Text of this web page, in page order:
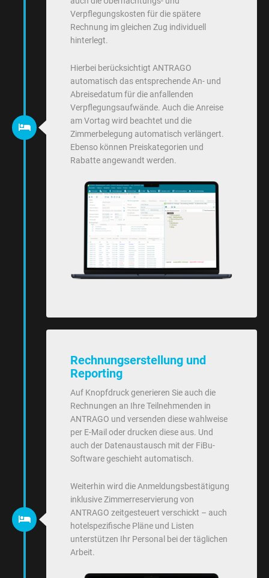
Verpflegungskosten für die spätere
Rechnung im gleichen Zug individuell
hinterlegt.
Hierbei berücksichtigt ANTRAGO
automatisch das entsprechende An- und
Abreisedatum für die anfallenden
Verpflegungsaufwände. Auch die Anreise
am Vortag wird beachtet und die
Zimmerbelegung automatisch verlängert.
Ebenso können Preiskategorien und
Rabatte angewandt werden.
Rechnungserstellung und
Reporting
Auf Knopfdruck generieren Sie auch die
Rechnungen an Ihre Teilnehmenden in
ANTRAGO und versenden diese wahlweise
per E-Mail oder drucken diese aus. Und
auch der Datenaustausch mit der FiBu-
Software geschieht automatisch.
Weiterhin wird die Anmeldungsbestätigung
inklusive Zimmerreservierung von
ANTRAGO zeitgesteuert verschickt – auch
hotelspezifische Pläne und Listen
unterstützen Ihr Personal bei der täglichen
Arbeit.